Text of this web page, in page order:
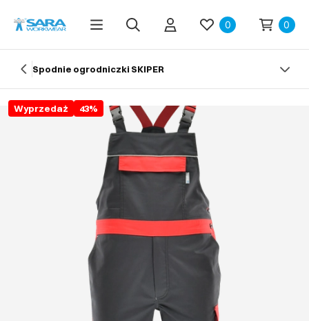
0 0
Spodnie ogrodniczki SKIPER
Wyprzedaż 43%